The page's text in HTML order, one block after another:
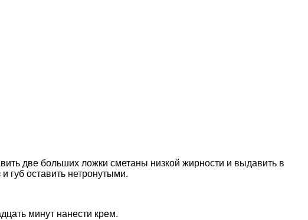
две больших ложки сметаны низкой жирности и выдавить в
губ оставить нетронутыми.
минут нанести крем.